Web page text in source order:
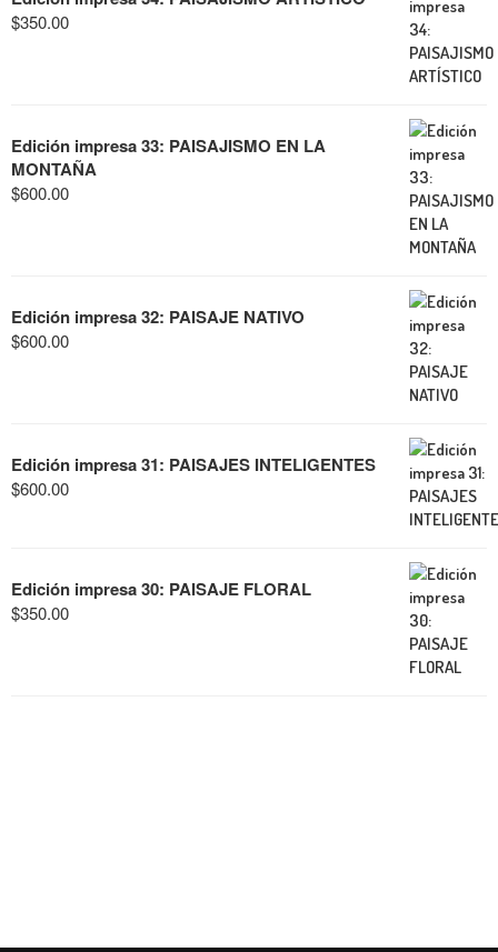
$350.00
Edición impresa 33: PAISAJISMO EN LA
MONTAÑA
$600.00
Edición impresa 32: PAISAJE NATIVO
$600.00
Edición impresa 31: PAISAJES INTELIGENTES
$600.00
Edición impresa 30: PAISAJE FLORAL
$350.00